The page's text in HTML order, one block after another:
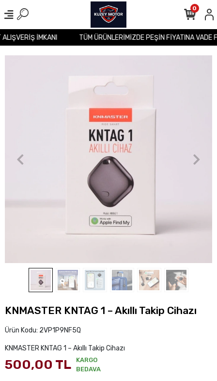
İMKANI TÜM ÜRÜNLERİMİZDE PEŞİN FİYATINA
0
KNMASTER KNTAG 1 – Akıllı Takip Cihazı
Ürün Kodu: 2VP1P9NF5Q
KNMASTER KNTAG 1 – Akıllı Takip Cihazı
500,00 TL
KARGO
BEDAVA